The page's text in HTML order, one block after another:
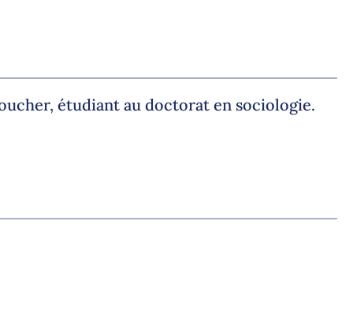
étudiant au doctorat en sociologie.